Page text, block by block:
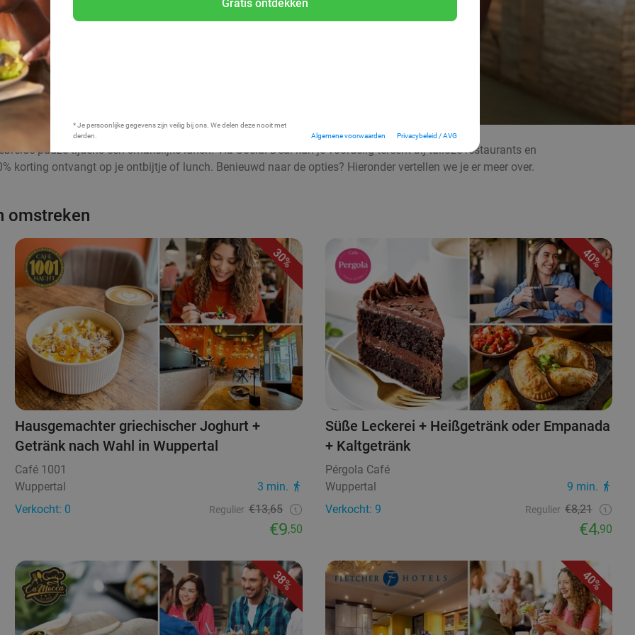
Gratis ontdekken
* Je persoonlijke gegevens zijn veilig bij ons. We delen deze nooit met
derden.
Algemene voorwaarden Privacybeleid / AVG
pauze tijdens een smakelijke lunch. Via Social Deal kun je voordelig terecht bij talloze restaurants en
korting ontvangt op je ontbijtje of lunch. Benieuwd naar de opties? Hieronder vertellen we je er meer over.
omstreken
30%
Hausgemachter griechischer Joghurt +
Getränk nach Wahl in Wuppertal
Café 1001
Wuppertal
3 min.
Verkocht: 0
Regulier €13,65
€9,50
40%
Süße Leckerei + Heißgetränk oder Empanada
+ Kaltgetränk
Pérgola Café
Wuppertal
9 min.
Verkocht: 9
Regulier €8,21
€4,90
38% 40%